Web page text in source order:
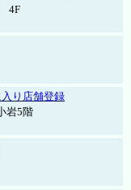
4F
り店舗登録
岩5階